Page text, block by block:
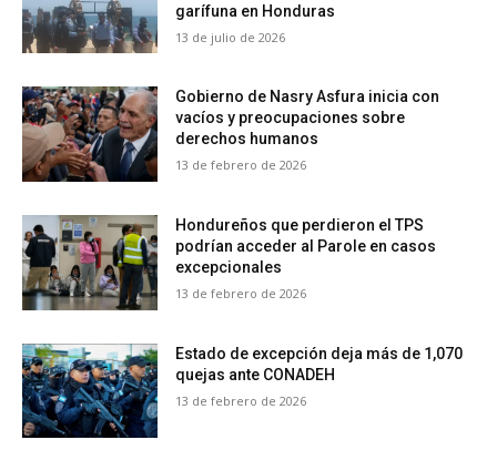
garífuna en Honduras
13 de julio de 2026
Gobierno de Nasry Asfura inicia con
vacíos y preocupaciones sobre
derechos humanos
13 de febrero de 2026
Hondureños que perdieron el TPS
podrían acceder al Parole en casos
excepcionales
13 de febrero de 2026
Estado de excepción deja más de 1,070
quejas ante CONADEH
13 de febrero de 2026